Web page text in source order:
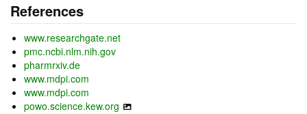
References
www.researchgate.net
pmc.ncbi.nlm.nih.gov
pharmrxiv.de
www.mdpi.com
www.mdpi.com
powo.science.kew.org